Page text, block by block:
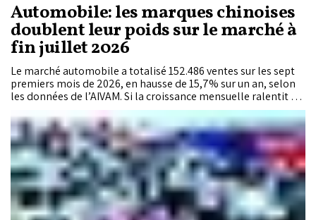
Automobile: les marques chinoises
doublent leur poids sur le marché à
fin juillet 2026
Le marché automobile a totalisé 152.486 ventes sur les sept
premiers mois de 2026, en hausse de 15,7% sur un an, selon
les données de l’AIVAM. Si la croissance mensuelle ralentit en
juillet, les véhicules utilitaires légers accélèrent, les modèles
électrifiés atteignent 17% des immatriculations de voitures
particulières et les marques chinoises doublent leur poids sur
le marché.